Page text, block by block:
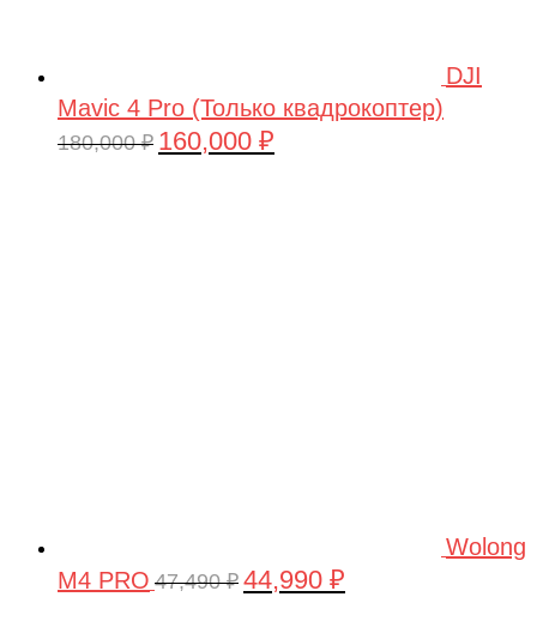
DJI
Mavic 4 Pro (Только квадрокоптер)
180,000₽ Первоначальная
160,000 ₽
Wolong
M4 PRO 47,490₽ Первоначальная
44,990 ₽